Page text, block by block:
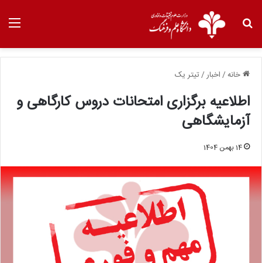
خانه/اخبار/تیتر یک
اطلاعیه برگزاری امتحانات دروس کارگاهی و
آزمایشگاهی
14 بهمن 1404